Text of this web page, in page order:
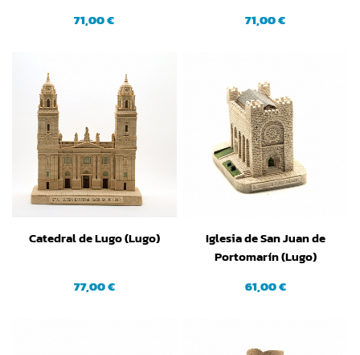
71,00 € 71,00 €
Catedral de Lugo (Lugo)
77,00 €
Iglesia de San Juan de
Portomarín (Lugo)
61,00 €